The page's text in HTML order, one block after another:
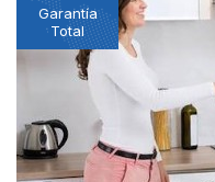
Garantía
Total